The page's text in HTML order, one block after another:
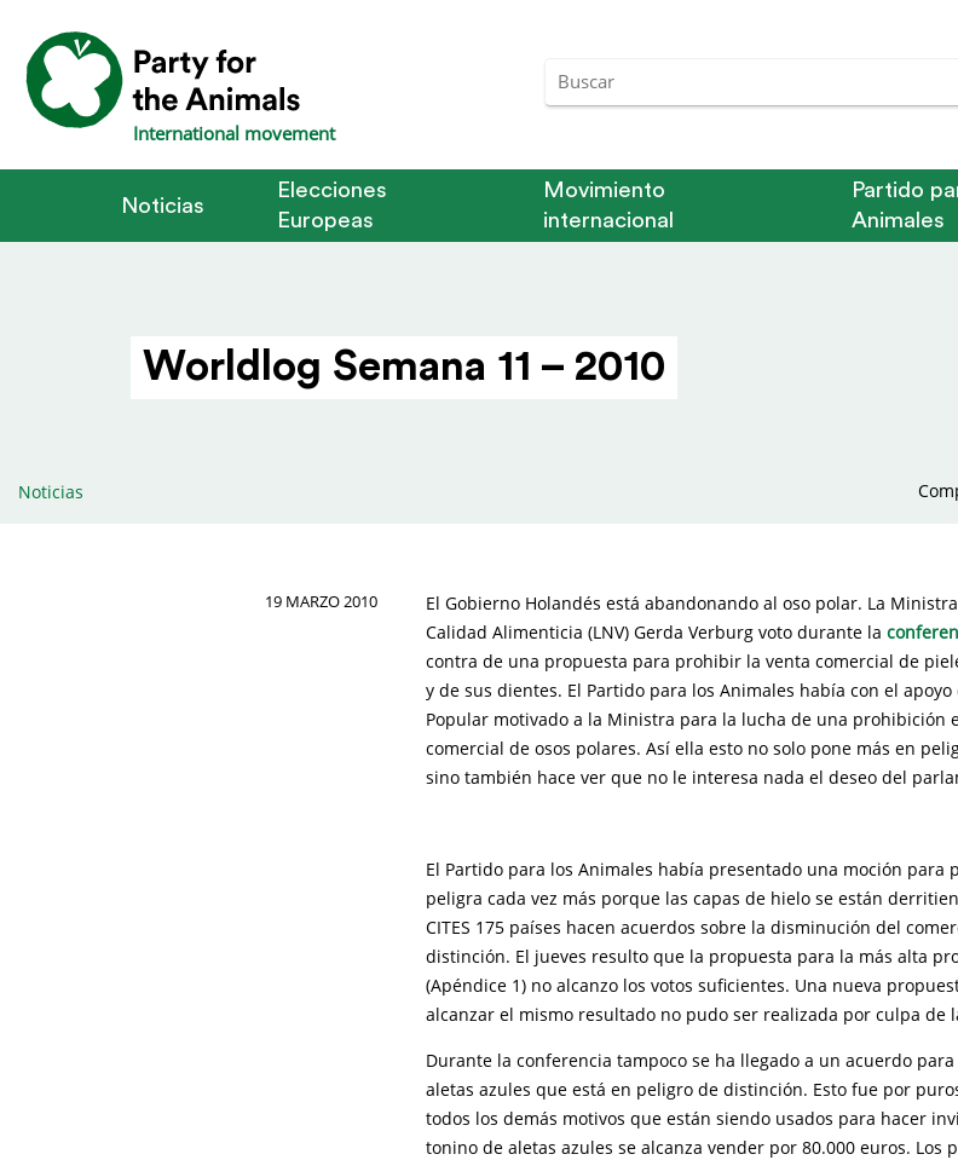
International movement
Noticias
Elecciones
Europeas
Movimiento
internacional
Partido
Animales
Worldlog Semana 11 – 2010
Noticias
19 MARZO 2010
El Gobierno Holandés está abandonando al oso polar. La
Calidad Alimenticia (LNV) Gerda Verburg voto durante la
contra de una propuesta para prohibir la venta comercial de
y de sus dientes. El Partido para los Animales había con el
Popular motivado a la Ministra para la lucha de una prohibición
comercial de osos polares. Así ella esto no solo pone más en
sino también hace ver que no le interesa nada el deseo del
El Partido para los Animales había presentado una moción para
peligra cada vez más porque las capas de hielo se están
CITES 175 países hacen acuerdos sobre la disminución del
distinción. El jueves resulto que la propuesta para la más alta
(Apéndice 1) no alcanzo los votos suficientes. Una nueva
alcanzar el mismo resultado no pudo ser realizada por culpa de
Durante la conferencia tampoco se ha llegado a un acuerdo
aletas azules que está en peligro de distinción. Esto fue por
todos los demás motivos que están siendo usados para hacer
tonino de aletas azules se alcanza vender por 80.000 euros. Los